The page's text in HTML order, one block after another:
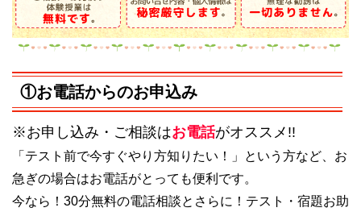
①お電話からのお申込み
※お申し込み・ご相談はお電話がオススメ!!
「テスト前で今すぐやり方知りたい！」という方など、お
急ぎの場合はお電話がとっても便利です。
今なら！30分無料の電話相談とさらに！テスト・宿題お助